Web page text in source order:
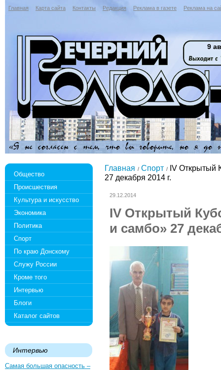
Главная Карта сайта Контакты Редакция Реклама в газете Реклама на
9
Общество
Происшествия
Культура и искусство
Экономика
Политика
Спорт
По краю Донскому
Служу России
Кроме того
Интервью
Блоги
Каталог сайтов
Интервью
Самая большая опасность –
Главная Спорт
IV Открытый
27 декабря 2014 г.
29.12.2014
IV Открытый
и самбо» 27